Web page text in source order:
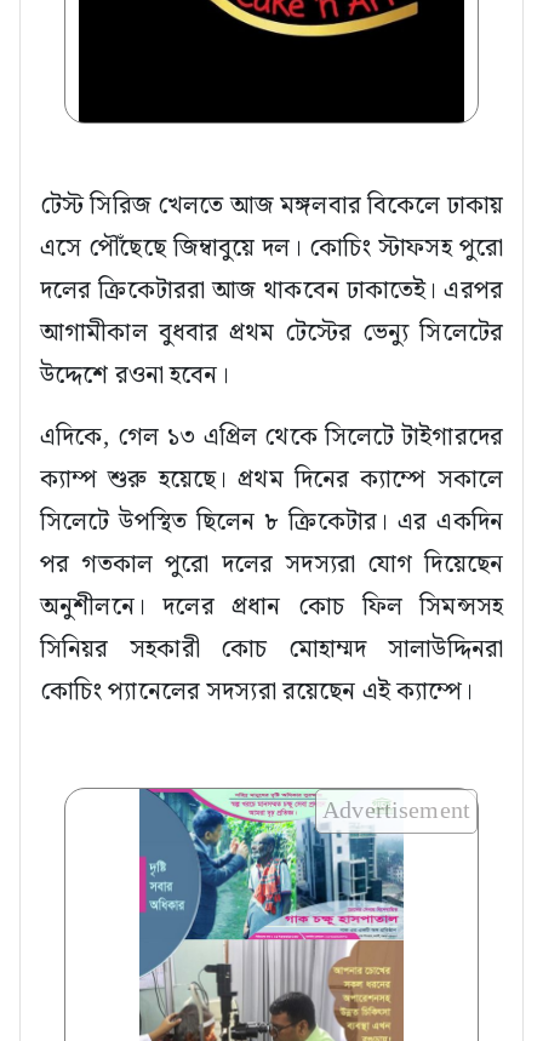
টেস্ট সিরিজ খেলতে আজ মঙ্গলবার বিকেলে ঢাকায়
এসে পৌঁছেছে জিম্বাবুয়ে দল। কোচিং স্টাফসহ পুরো
দলের ক্রিকেটাররা আজ থাকবেন ঢাকাতেই। এরপর
আগামীকাল বুধবার প্রথম টেস্টের ভেন্যু সিলেটের
উদ্দেশে রওনা হবেন।
এদিকে, গেল ১৩ এপ্রিল থেকে সিলেটে টাইগারদের
ক্যাম্প শুরু হয়েছে। প্রথম দিনের ক্যাম্পে সকালে
সিলেটে উপস্থিত ছিলেন ৮ ক্রিকেটার। এর একদিন
পর গতকাল পুরো দলের সদস্যরা যোগ দিয়েছেন
অনুশীলনে। দলের প্রধান কোচ ফিল সিমন্সসহ
সিনিয়র সহকারী কোচ মোহাম্মদ সালাউদ্দিনরা
কোচিং প্যানেলের সদস্যরা রয়েছেন এই ক্যাম্পে।
Advertisement